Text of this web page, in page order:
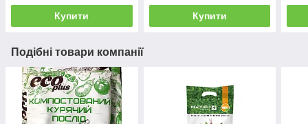
Купити Купити
Подібні товари компанії